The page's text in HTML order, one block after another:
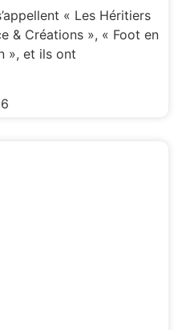
« Les Héritiers
& Créations », « Foot en
», et ils ont